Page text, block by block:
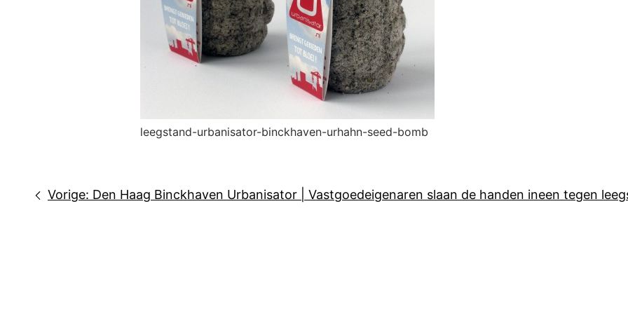
leegstand-urbanisator-binckhaven-urhahn-seed-bomb
Bericht
Vorige: Den Haag Binckhaven Urbanisator | Vastgoedeigenaren slaan de handen ineen tegen